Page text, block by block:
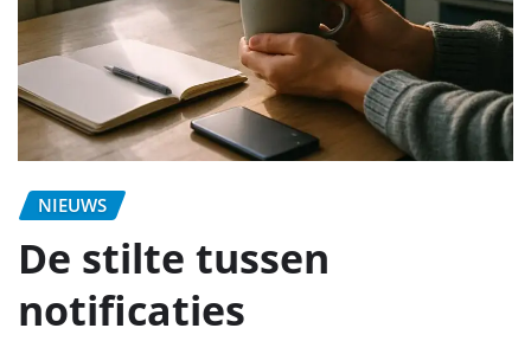
NIEUWS
De stilte tussen
notificaties